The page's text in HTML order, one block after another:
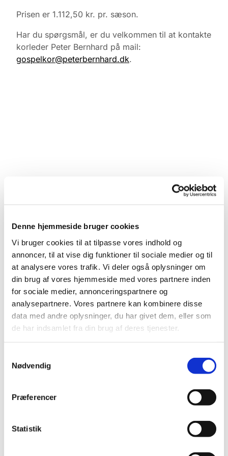
Denne hjemmeside bruger cookies
Vi bruger cookies til at tilpasse vores indhold og
annoncer, til at vise dig funktioner til sociale medier og til
at analysere vores trafik. Vi deler også oplysninger om
din brug af vores hjemmeside med vores partnere inden
for sociale medier, annonceringspartnere og
analysepartnere. Vores partnere kan kombinere disse
data med andre oplysninger, du har givet dem, eller som
de har indsamlet fra din brug af deres tjenester.
Nødvendig
Præferencer
Statistik
Prisen er 1.112,50 kr. pr. sæson.
Har du spørgsmål, er du velkommen til at kontakte
korleder Peter Bernhard på mail:
gospelkor@peterbernhard.dk.
Du vil måske også kunne
lide...